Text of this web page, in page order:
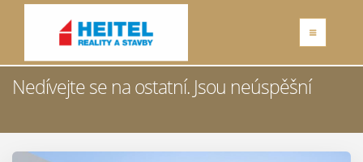
Nedívejte se na ostatní. Jsou neúspěšní